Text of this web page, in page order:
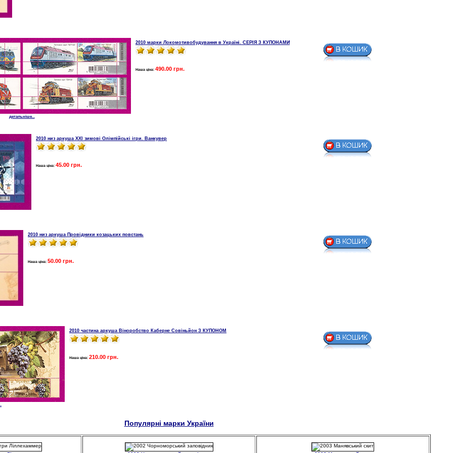
детальніше...
2010 марки Локомотивобудування в Україні. СЕРІЯ З КУПОНАМИ
Наша ціна: 490.00 грн.
2010 низ аркуша XXІ зимові Олімпійські ігри. Ванкувер
Наша ціна: 45.00 грн.
2010 низ аркуша Провідники козацьких повстань
Наша ціна: 50.00 грн.
2010 частина аркуша Віноробство Каберне Совіньйон З КУПОНОМ
Наша ціна: 210.00 грн.
Популярні марки України